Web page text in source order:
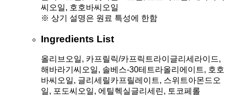
씨오일, 호호바씨오일
※ 상기 설명은 원료 특성에 한함
Ingredients List
올리브오일, 카프릴릭/카프릭트라이글리세라이드,
해바라기씨오일, 솔베스-30테트라올리에이트, 호호
바씨오일, 글리세릴카프릴레이트, 스위트아몬드오
일, 포도씨오일, 에틸헥실글리세린, 토코페롤